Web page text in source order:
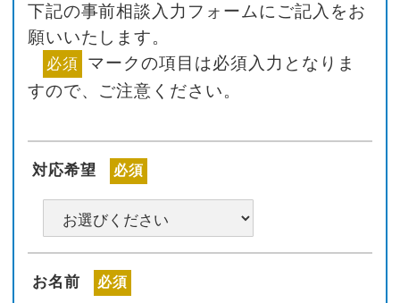
下記の事前相談入力フォームにご記入をお
願いいたします。
必須 マークの項目は必須入力となりま
すので、ご注意ください。
対応希望 必須
お名前 必須